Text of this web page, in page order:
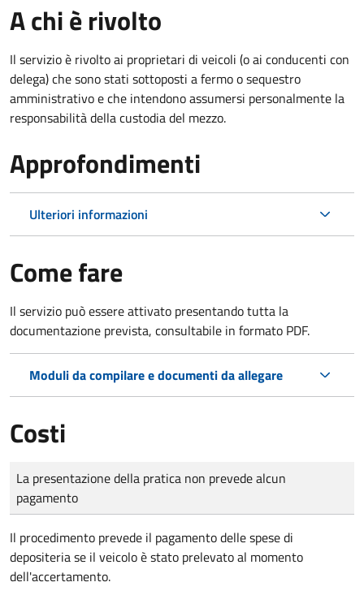
A chi è rivolto
Il servizio è rivolto ai proprietari di veicoli (o ai conducenti con
delega) che sono stati sottoposti a fermo o sequestro
amministrativo e che intendono assumersi personalmente la
responsabilità della custodia del mezzo.
Approfondimenti
Ulteriori informazioni
Come fare
Il servizio può essere attivato presentando tutta la
documentazione prevista, consultabile in formato PDF.
Moduli da compilare e documenti da allegare
Costi
Tipo di pagamento
Importo
La presentazione della pratica non prevede alcun
pagamento
Il procedimento prevede il pagamento delle spese di
depositeria se il veicolo è stato prelevato al momento
dell'accertamento.